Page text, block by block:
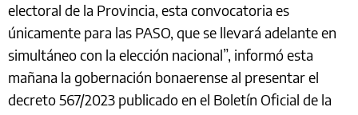
electoral de la Provincia, esta convocatoria es
únicamente para las PASO, que se llevará adelante en
simultáneo con la elección nacional”, informó esta
mañana la gobernación bonaerense al presentar el
decreto 567/2023 publicado en el Boletín Oficial de la